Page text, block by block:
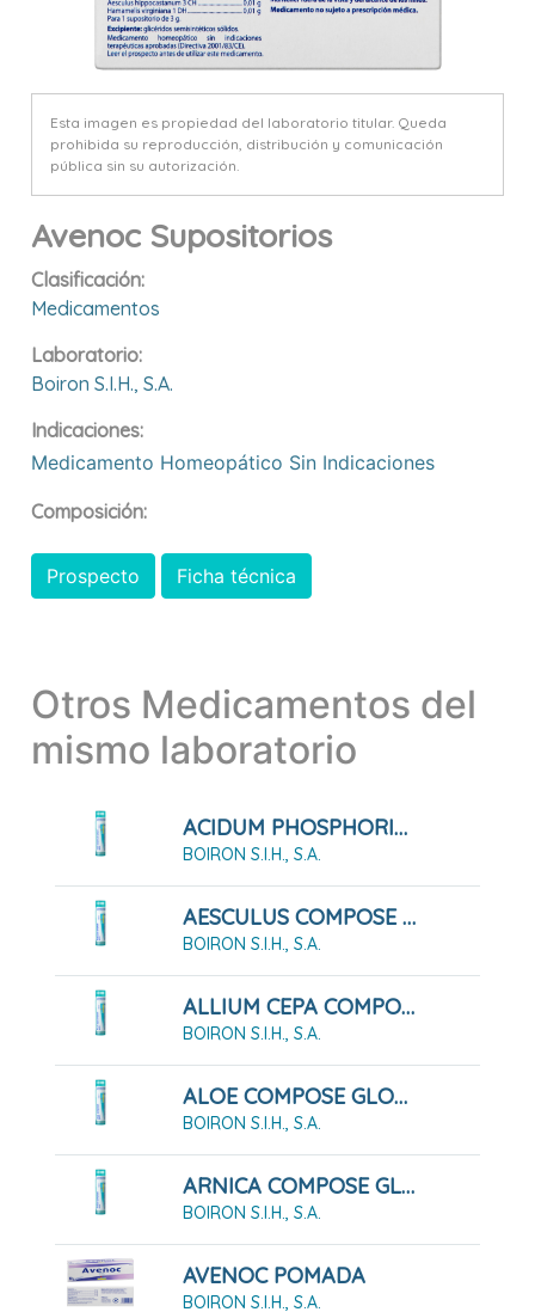
Esta imagen es propiedad del laboratorio titular. Queda
prohibida su reproducción, distribución y comunicación
pública sin su autorización.
Avenoc Supositorios
Clasificación:
Medicamentos
Laboratorio:
Boiron S.i.h., S.a.
Indicaciones:
Medicamento Homeopático Sin Indicaciones
Composición:
Prospecto Ficha técnica
Otros Medicamentos del
mismo laboratorio
ACIDUM PHOSPHORICUM COMPOSE GLOBULOS
BOIRON S.I.H., S.A.
AESCULUS COMPOSE GLOBULOS
BOIRON S.I.H., S.A.
ALLIUM CEPA COMPOSE GLOBULOS BOIRON
BOIRON S.I.H., S.A.
ALOE COMPOSE GLOBULOS BOIRON
BOIRON S.I.H., S.A.
ARNICA COMPOSE GLOBULOS BOIRON
BOIRON S.I.H., S.A.
AVENOC POMADA
BOIRON S.I.H., S.A.